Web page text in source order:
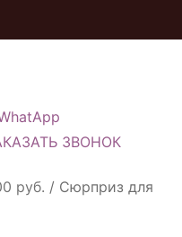
ЗВОНОК
руб. / Сюрприз для